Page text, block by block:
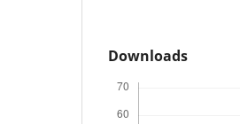
Downloads